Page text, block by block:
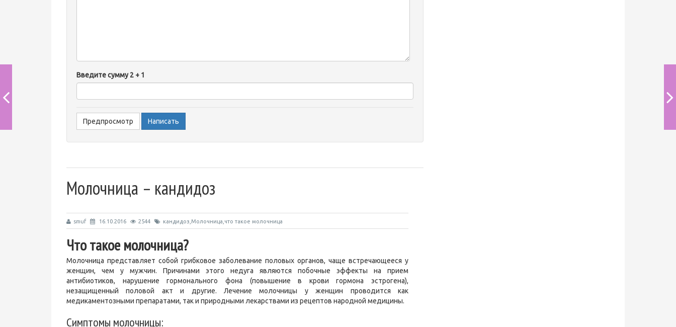
-
Введите сумму 2 + 1
Молочница – кандидоз
smuf 16.10.2016 2544 кандидоз,Молочница,что такое молочница
Что такое молочница?
Молочница представляет собой грибковое заболевание половых органов, чаще встречающееся у
женщин, чем у мужчин. Причинами этого недуга являются побочные эффекты на прием
антибиотиков, нарушение гормонального фона (повышение в крови гормона эстрогена),
незащищенный половой акт и другие. Лечение молочницы у женщин проводится как
медикаментозными препаратами, так и природными лекарствами из рецептов народной медицины.
Симптомы молочницы: